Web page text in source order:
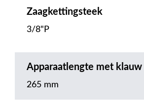
Zaagkettingsteek
3/8"P
Apparaatlengte met klauw
265 mm